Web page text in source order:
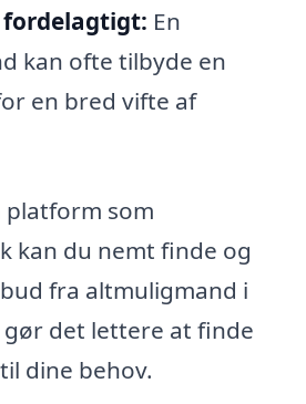
En
kan ofte tilbyde en
en bred vifte af
platform som
kan du nemt finde og
fra altmuligmand i
det lettere at finde
dine behov.